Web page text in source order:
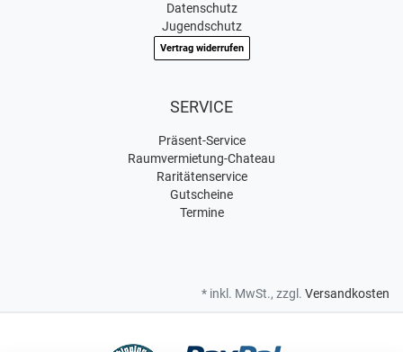
Datenschutz
Jugendschutz
Vertrag widerrufen
SERVICE
Präsent-Service
Raumvermietung-Chateau
Raritätenservice
Gutscheine
Termine
* inkl. MwSt., zzgl. Versandkosten